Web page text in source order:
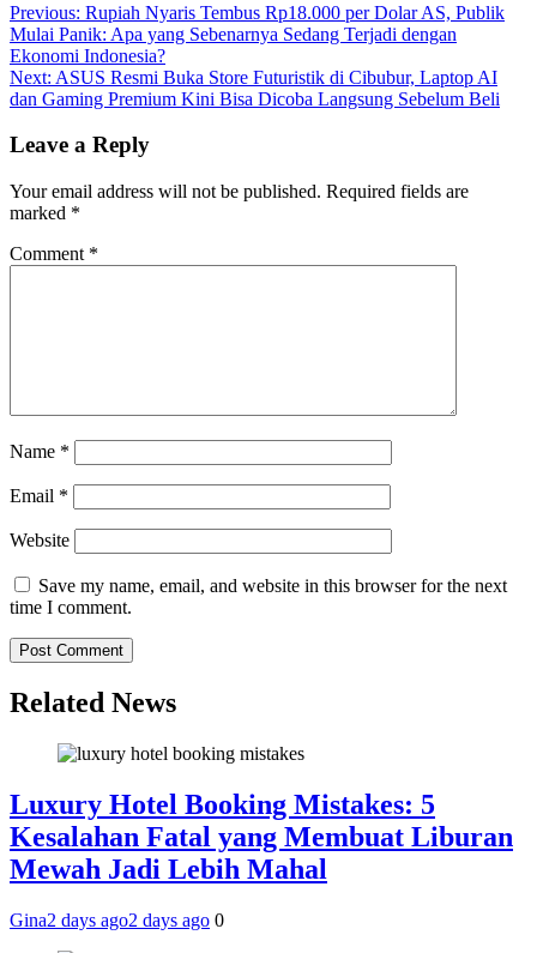
Previous: Rupiah Nyaris Tembus Rp18.000 per Dolar AS, Publik
Mulai Panik: Apa yang Sebenarnya Sedang Terjadi dengan
Ekonomi Indonesia?
Next: ASUS Resmi Buka Store Futuristik di Cibubur, Laptop AI
dan Gaming Premium Kini Bisa Dicoba Langsung Sebelum Beli
Leave a Reply
Your email address will not be published. Required fields are
marked *
Comment *
Name *
Email *
Website
Save my name, email, and website in this browser for the next
time I comment.
Related News
Luxury Hotel Booking Mistakes: 5
Kesalahan Fatal yang Membuat Liburan
Mewah Jadi Lebih Mahal
Gina2 days ago2 days ago 0